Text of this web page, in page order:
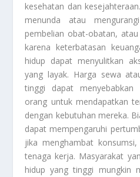
kesehatan dan
menunda atau
pembelian obat-obatan,
karena keterbatasan
hidup dapat menyulitkan
yang layak. Harga sewa
tinggi dapat menyebabkan
orang untuk mendapatkan
dengan kebutuhan mereka.
dapat mempengaruhi
jika menghambat
tenaga kerja. Masyarakat
hidup yang tinggi mungkin